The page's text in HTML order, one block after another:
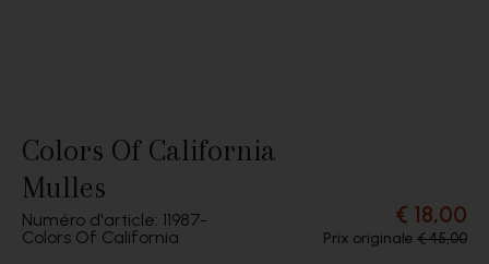
Colors Of California
Mulles
Numéro d'article: 11987
Colors Of California
€ 18,00
Prix originale € 45,00